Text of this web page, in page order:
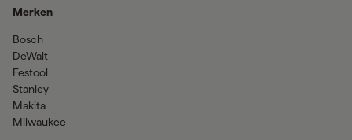
Merken
Bosch
DeWalt
Festool
Stanley
Makita
Milwaukee